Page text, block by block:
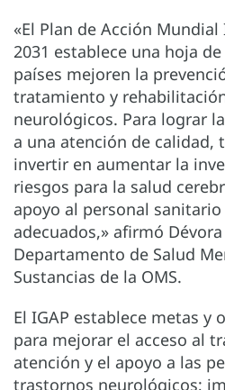
«El Plan de Acción
2031 establece una hoja
países mejoren la
tratamiento y
neurológicos. Para lograr
a una atención de calidad,
invertir en aumentar la
riesgos para la salud
apoyo al personal
adecuados,» afirmó
Departamento de Salud
Sustancias de la OMS.
El IGAP establece metas y
para mejorar el acceso al
atención y el apoyo a las
trastornos neurológicos;